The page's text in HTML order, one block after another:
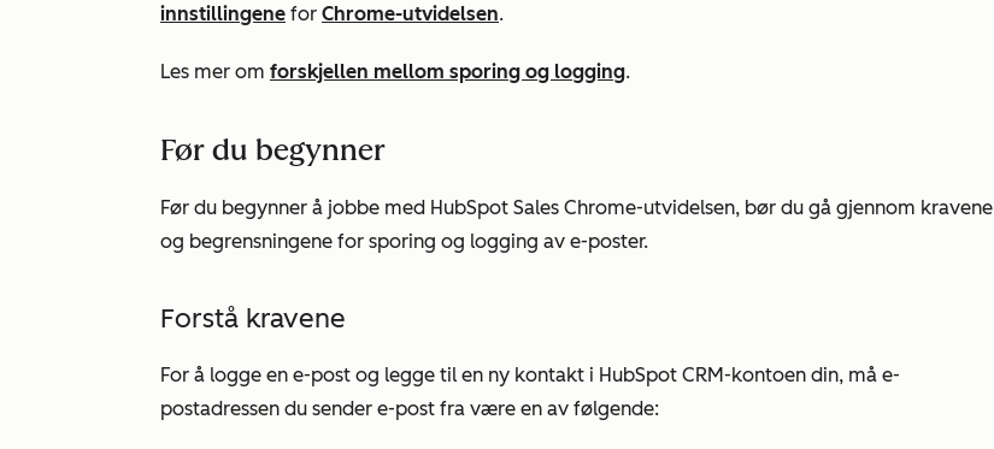
innstillingene for Chrome-utvidelsen.
Les mer om forskjellen mellom sporing og logging.
Før du begynner
Før du begynner å jobbe med HubSpot Sales Chrome-utvidelsen, bør du gå gjennom kravene
og begrensningene for sporing og logging av e-poster.
Forstå kravene
For å logge en e-post og legge til en ny kontakt i HubSpot CRM-kontoen din, må e-
postadressen du sender e-post fra være en av følgende: